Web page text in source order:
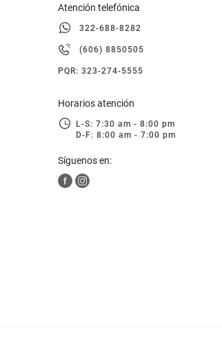
hogar
tecnología
moda
deportes
Atención telefónica
322-688-8282
(606) 8850505
PQR: 323-274-5555
Horarios atención
L-S: 7:30 am - 8:00 pm
D-F: 8:00 am - 7:00 pm
Síguenos en: